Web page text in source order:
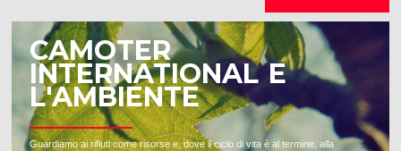
CAMOTER
INTERNATIONAL E
L'AMBIENTE
Guardiamo ai rifiuti come risorse e, dove il ciclo di vita è al termine, alla